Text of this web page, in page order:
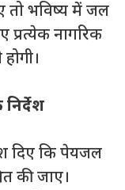
तो भविष्य में जल
नागरिक
दिए कि पेयजल
की जाए।